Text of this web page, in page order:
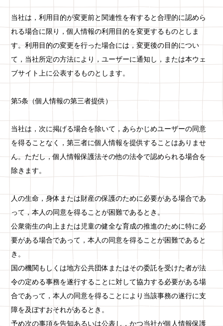
当社は，利用目的が変更前と関連性を有すると合理的に認めら
れる場合に限り，個人情報の利用目的を変更するものとしま
す。利用目的の変更を行った場合には，変更後の目的につい
て，当社所定の方法により，ユーザーに通知し，または本ウェ
ブサイト上に公表するものとします。
第5条（個人情報の第三者提供）
当社は，次に掲げる場合を除いて，あらかじめユーザーの同意
を得ることなく，第三者に個人情報を提供することはありませ
ん。ただし，個人情報保護法その他の法令で認められる場合を
除きます。
人の生命，身体または財産の保護のために必要がある場合であ
って，本人の同意を得ることが困難であるとき。
公衆衛生の向上または児童の健全な育成の推進のために特に必
要がある場合であって，本人の同意を得ることが困難であると
き。
国の機関もしくは地方公共団体またはその委託を受けた者が法
令の定める事務を遂行することに対して協力する必要がある場
合であって，本人の同意を得ることにより当該事務の遂行に支
障を及ぼすおそれがあるとき。
予め次の事項を告知あるいは公表し，かつ当社が個人情報保護